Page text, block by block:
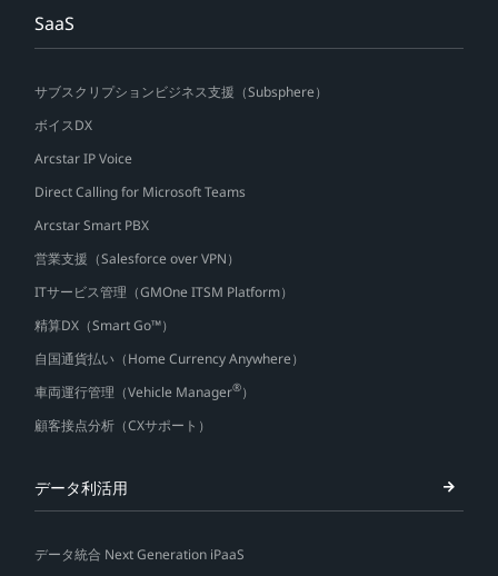
SaaS
サブスクリプションビジネス支援（Subsphere）
ボイスDX
Arcstar IP Voice
Direct Calling for Microsoft Teams
Arcstar Smart PBX
営業支援（Salesforce over VPN）
ITサービス管理（GMOne ITSM Platform）
精算DX（Smart Go™）
自国通貨払い（Home Currency Anywhere）
車両運行管理（Vehicle Manager®）
顧客接点分析（CXサポート）
データ利活用
データ統合 Next Generation iPaaS